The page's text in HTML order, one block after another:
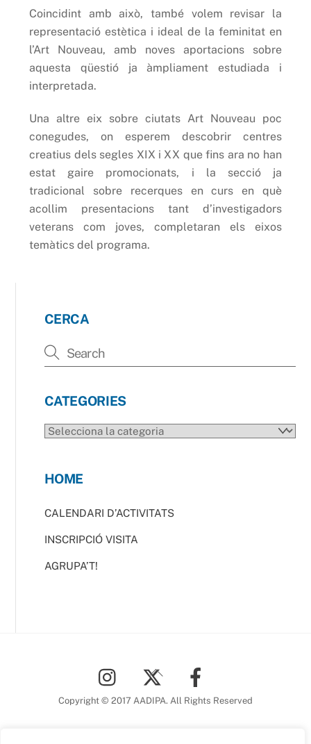
Coincidint amb això, també volem revisar la
representació estètica i ideal de la feminitat en
l’Art Nouveau, amb noves aportacions sobre
aquesta qüestió ja àmpliament estudiada i
interpretada.
Una altre eix sobre ciutats Art Nouveau poc
conegudes, on esperem descobrir centres
creatius dels segles XIX i XX que fins ara no han
estat gaire promocionats, i la secció ja
tradicional sobre recerques en curs en què
acollim presentacions tant d’investigadors
veterans com joves, completaran els eixos
temàtics del programa.
CERCA
CATEGORIES
CATEGORIES
HOME
CALENDARI D’ACTIVITATS
INSCRIPCIÓ VISITA
AGRUPA’T!
To
Top
Copyright © 2017 AADIPA. All Rights Reserved